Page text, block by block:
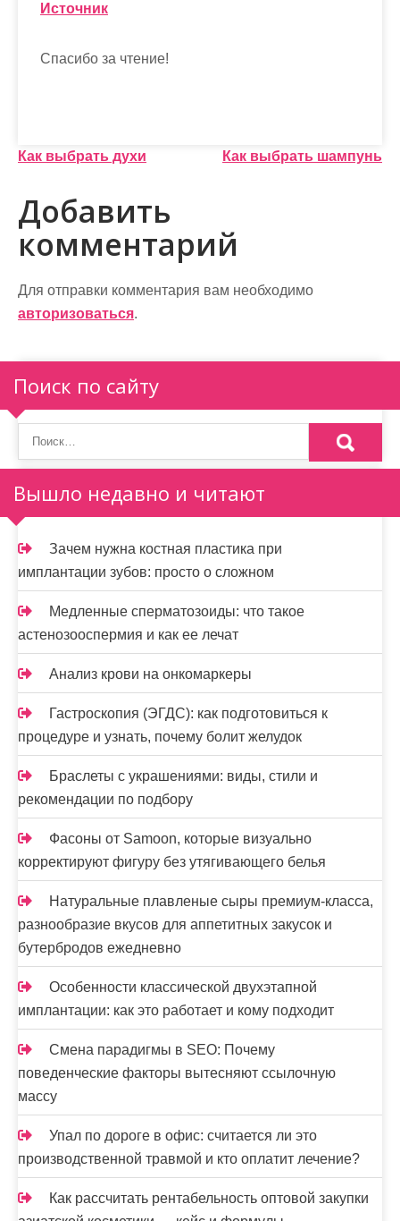
Источник
Спасибо за чтение!
Н
а
в
и
г
а
ц
и
я
п
о
з
а
п
и
с
я
м
Как выбрать духи Как выбрать шампунь
Добавить
комментарий
Для отправки комментария вам необходимо
авторизоваться.
Поиск по сайту
Вышло недавно и читают
Зачем нужна костная пластика при
имплантации зубов: просто о сложном
Медленные сперматозоиды: что такое
астенозооспермия и как ее лечат
Анализ крови на онкомаркеры
Гастроскопия (ЭГДС): как подготовиться к
процедуре и узнать, почему болит желудок
Браслеты с украшениями: виды, стили и
рекомендации по подбору
Фасоны от Samoon, которые визуально
корректируют фигуру без утягивающего белья
Натуральные плавленые сыры премиум-класса,
разнообразие вкусов для аппетитных закусок и
бутербродов ежедневно
Особенности классической двухэтапной
имплантации: как это работает и кому подходит
Смена парадигмы в SEO: Почему
поведенческие факторы вытесняют ссылочную
массу
Упал по дороге в офис: считается ли это
производственной травмой и кто оплатит лечение?
Как рассчитать рентабельность оптовой закупки